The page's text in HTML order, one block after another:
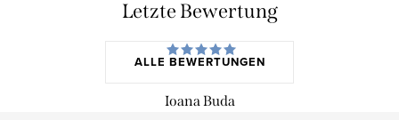
Letzte Bewertung
ALLE BEWERTUNGEN
Ioana Buda